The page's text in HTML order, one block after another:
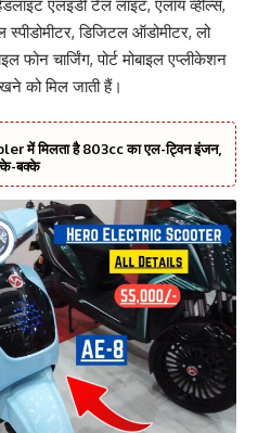
एलइडी टेल लाइट, एलॉय व्हील्स,
डिजिटल ऑडोमीटर, लो
फोन चार्जिंग, पोर्ट मोबाइल एप्लीकेशन
को मिल जाती हैं।
में मिलता है 803cc का एल-ट्विन इंजन,
बक्के